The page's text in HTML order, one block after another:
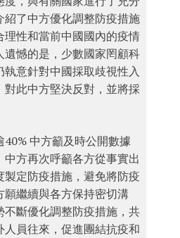
紹了中方優化調整防疫措施
理性和當前中國國內的疫情
遺憾的是，少數國家罔顧科
執意針對中國採取歧視性入
對此中方堅決反對，並將採
40% 中方籲及時公開數據
中方再次呼籲各方從事實出
製定防疫措施，避免將防疫
願繼續與各方保持密切溝
不斷優化調整防疫措施，共
人員往來，促進團結抗疫和